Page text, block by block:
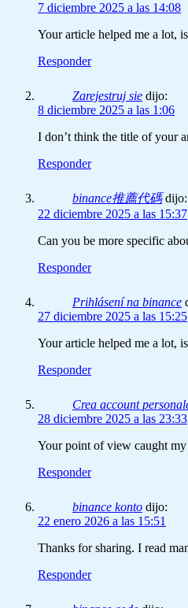
7 diciembre 2025 a las 14:08
Your article helped me a lot,
Responder
Zarejestruj sie dijo:
8 diciembre 2025 a las 1:06
I don’t think the title of your
Responder
binance推薦代碼 dijo:
22 diciembre 2025 a las 15:37
Can you be more specific
Responder
Prihlásení na binance
27 diciembre 2025 a las 15:25
Your article helped me a lot,
Responder
Crea account
28 diciembre 2025 a las 23:33
Your point of view caught
Responder
binance konto dijo:
22 enero 2026 a las 15:51
Thanks for sharing. I read
Responder